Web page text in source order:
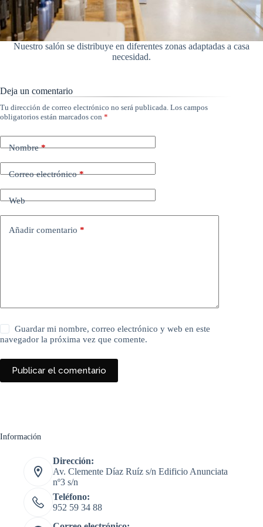
Nuestro salón se distribuye en diferentes zonas adaptadas a casa
necesidad.
Deja un comentario
Tu dirección de correo electrónico no será publicada. Los campos
obligatorios están marcados con *
Nombre*
Correo electrónico*
Web
Añadir comentario *
Guardar mi nombre, correo electrónico y web en este
navegador la próxima vez que comente.
Publicar el comentario
Información
Dirección:
Av. Clemente Díaz Ruíz s/n Edificio Anunciata
nº3 s/n
Teléfono:
952 59 34 88